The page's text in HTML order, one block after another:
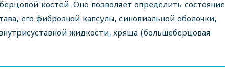
костей. Оно позволяет определить состояние
его фиброзной капсулы, синовиальной оболочки,
жидкости, хряща (большеберцовая